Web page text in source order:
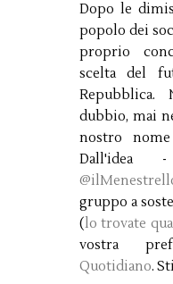
Dopo le
popolo dei
proprio
scelta del
dubbio, mai
nostro
gruppo a
(lo trovate qua
vostra
Quotidiano.